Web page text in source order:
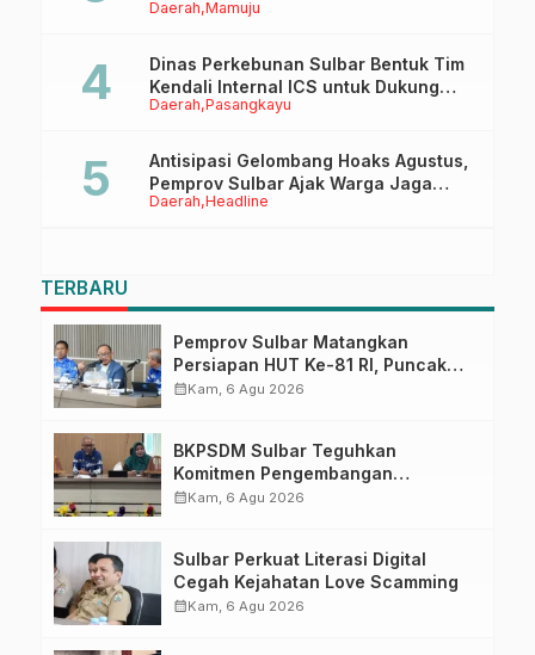
Daerah Mamuju
Lapangan Ahmad Kirang
Daerah Pasangkayu
Dinas Perkebunan Sulbar Bentuk Tim
Kendali Internal ICS untuk Dukung
Sertifikasi ISPO Pekebun di
Daerah Headline
Antisipasi Gelombang Hoaks Agustus,
Pemprov Sulbar Ajak Warga Jaga
Ruang Digital
TERBARU
Pemprov Sulbar Matangkan
Persiapan HUT Ke-81 RI, Puncak
Upacara di Lapangan Ahmad
calendar_monthKam, 6 Agu 2026
BKPSDM Sulbar Teguhkan
Komitmen Pengembangan
Kompetensi ASN melalui
calendar_monthKam, 6 Agu 2026
Sulbar Perkuat Literasi Digital
Cegah Kejahatan Love Scamming
calendar_monthKam, 6 Agu 2026